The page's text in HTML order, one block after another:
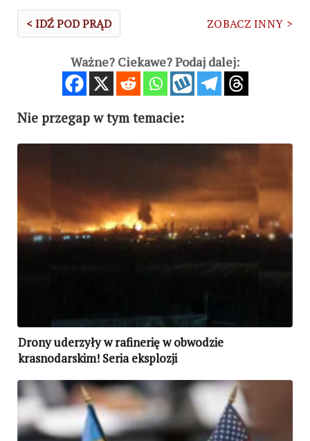
< IDŹ POD PRĄD ZOBACZ INNY >
Ważne? Ciekawe? Podaj dalej:
Nie przegap w tym temacie:
Drony uderzyły w rafinerię w obwodzie
krasnodarskim! Seria eksplozji